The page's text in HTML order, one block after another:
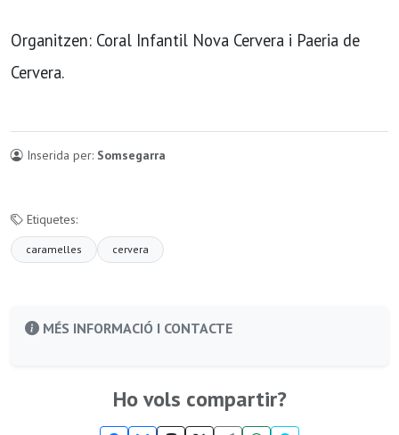
Organitzen: Coral Infantil Nova Cervera i Paeria de
Cervera.
Inserida per: Somsegarra
Etiquetes:
caramelles cervera
MÉS INFORMACIÓ I CONTACTE
Ho vols compartir?